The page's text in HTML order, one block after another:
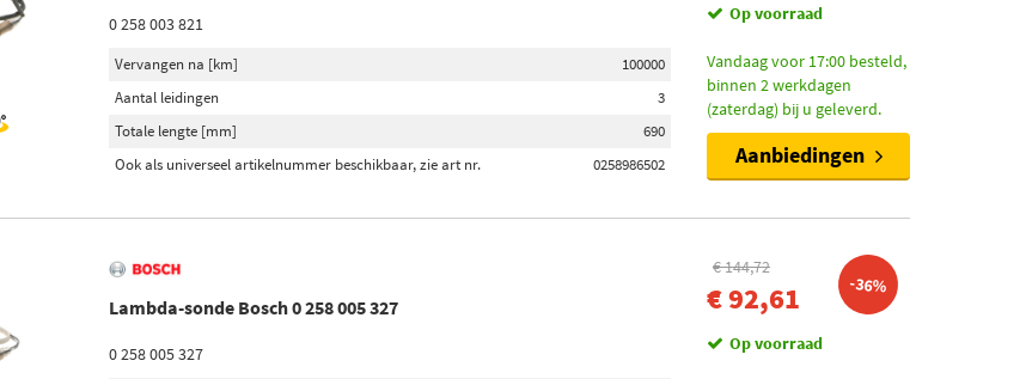
0 258 003 821
Vervangen na [km]
100000
Aantal leidingen
3
Totale lengte [mm]
690
Ook als universeel artikelnummer beschikbaar, zie art nr.
0258986502
Op voorraad
Vandaag voor 17:00 besteld,
binnen 2 werkdagen
(zaterdag) bij u geleverd.
Aanbiedingen
Lambda-sonde Bosch 0 258 005 327
0 258 005 327
€ 144,72
€ 92,61 -36%
Op voorraad